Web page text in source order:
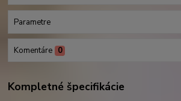
Parametre
Komentáre 0
Kompletné špecifikácie